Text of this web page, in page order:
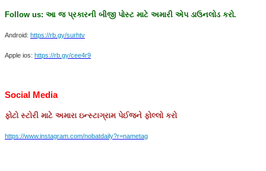
Follow us: આ જ પ્રકારની બીજી પોસ્ટ માટે અમારી એપ ડાઉનલોડ કરો.
Android: https://rb.gy/surhtv
Apple ios: https://rb.gy/cee4r9
Social Media
ફોટો સ્ટોરી માટે અમારા ઇન્સ્ટાગ્રામ પેઈજને ફોલ્લો કરો
https://www.instagram.com/nobatdaily?r=nametag